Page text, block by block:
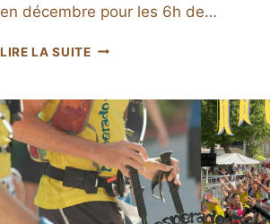
en décembre pour les 6h de…
LIRE LA SUITEDESPERADOTRAIL